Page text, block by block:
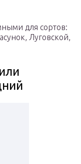
для сортов:
Луговской,